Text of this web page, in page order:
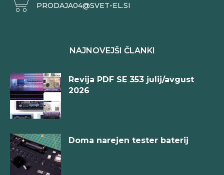
PRODAJA04@SVET-EL.SI
NAJNOVEJŠI ČLANKI
Revija PDF SE 353 julij/avgust
2026
Doma narejen tester baterij